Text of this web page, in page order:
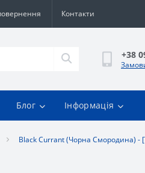
Контакти
+38
Блог Інформація
Black Currant (Чорна Смородина) -